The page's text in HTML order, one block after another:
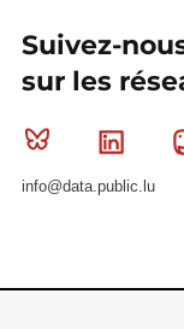
Suivez-
sur les
Bluesky
info@data.public.lu